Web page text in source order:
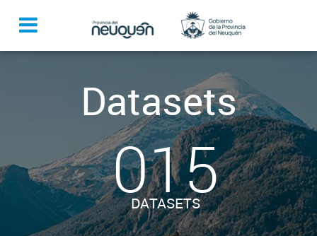
Datasets
015
DATASETS